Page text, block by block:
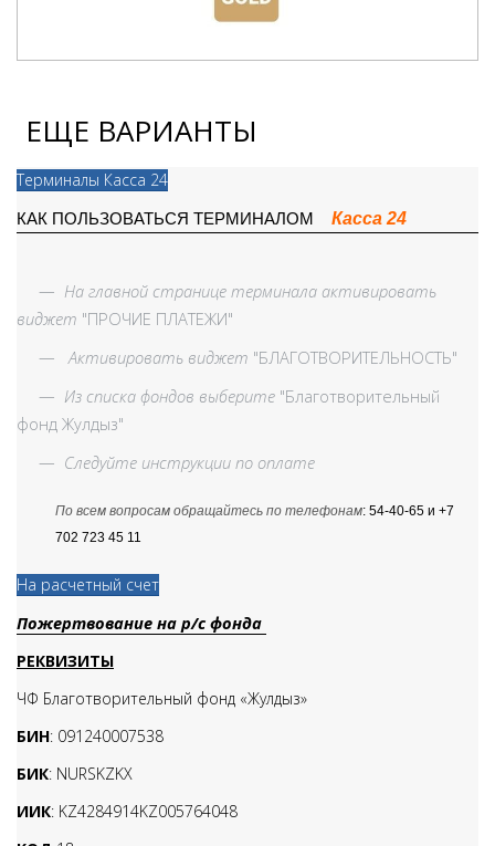
ЕЩЕ ВАРИАНТЫ
Терминалы Касса 24
КАК ПОЛЬЗОВАТЬСЯ ТЕРМИНАЛОМ Касса 24
— На главной странице терминала активировать
виджет "ПРОЧИЕ ПЛАТЕЖИ"
— Активировать виджет "БЛАГОТВОРИТЕЛЬНОСТЬ"
— Из списка фондов выберите "Благотворительный
фонд Жулдыз"
— Следуйте инструкции по оплате
По всем вопросам обращайтесь по телефонам: 54-40-65 и +7
702 723 45 11
На расчетный счет
Пожертвование на р/с фонда
РЕКВИЗИТЫ
ЧФ Благотворительный фонд «Жулдыз»
БИН: 091240007538
БИК: NURSKZKX
ИИК: KZ4284914KZ005764048